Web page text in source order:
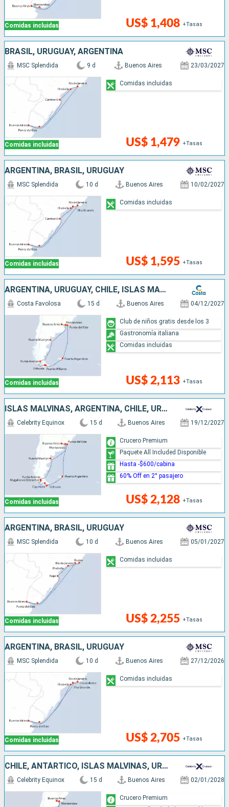
Comidas incluidas US$ 1,408 +Tasas
BRASIL, URUGUAY, ARGENTINA
Comidas incluidas
MSC Splendida 9 d Buenos Aires 23/03/2027
US$ 1,479 +Tasas
Comidas incluidas
ARGENTINA, BRASIL, URUGUAY
Comidas incluidas
MSC Splendida 10 d Buenos Aires 10/02/2027
US$ 1,595 +Tasas
Comidas incluidas
ARGENTINA, URUGUAY, CHILE, ISLAS MALVINAS
Comidas incluidas
Costa Favolosa 15 d Buenos Aires 04/12/2027
US$ 2,113 +Tasas
Club de niños gratis desde los 3
Gastronomía italiana
Comidas incluidas
ISLAS MALVINAS, ARGENTINA, CHILE, URUGUAY
Comidas incluidas
Celebrity Equinox 15 d Buenos Aires 19/12/2027
US$ 2,128 +Tasas
Crucero Premium
Paquete All Included Disponible
Hasta -$600/cabina
60% Off en 2° pasajero
ARGENTINA, BRASIL, URUGUAY
Comidas incluidas
MSC Splendida 10 d Buenos Aires 05/01/2027
US$ 2,255 +Tasas
Comidas incluidas
ARGENTINA, BRASIL, URUGUAY
Comidas incluidas
MSC Splendida 10 d Buenos Aires 27/12/2026
US$ 2,705 +Tasas
Comidas incluidas
CHILE, ANTÁRTICO, ISLAS MALVINAS, URUGUAY, ARGENTINA
Celebrity Equinox 15 d Buenos Aires 02/01/2028
Crucero Premium